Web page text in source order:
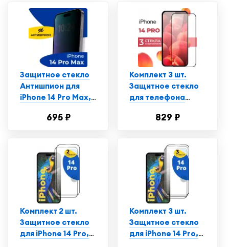
Защитное стекло
Антишпион для
iPhone 14 Pro Max,
стекло на Айфон 14
695 ₽
Комплект 3 шт.
Защитное стекло
для телефона
/ Глянцевое
олеофобным
покрытием на
смартфон Эпл
Айфон 14 Про
829 ₽
Комплект 2 шт.
Защитное стекло
для iPhone 14 Pro,
Комплект 3 шт.
Защитное стекло
для iPhone 14 Pro,